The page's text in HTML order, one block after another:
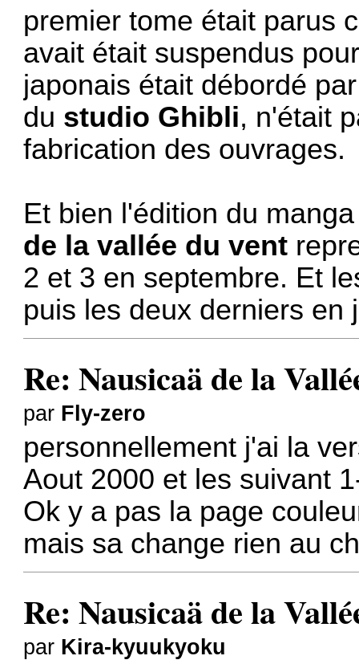
premier tome était parus
avait était suspendus
japonais était débordé
du studio Ghibli, n'était
fabrication des ouvrages.
Et bien l'édition du
de la vallée du vent
2 et 3 en septembre. Et
puis les deux derniers en
Re: Nausicaä de la
par Fly-zero
personnellement j'ai la
Aout 2000 et les suivant
Ok y a pas la page
mais sa change rien au
Re: Nausicaä de la
par Kira-kyuukyoku